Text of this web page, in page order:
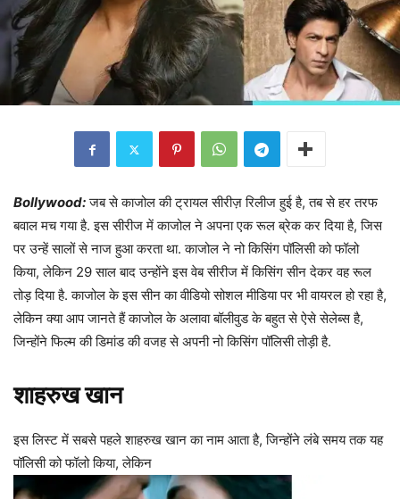
Bollywood:जब से काजोल की ट्रायल सीरीज़ रिलीज हुई है, तब से हर तरफ
बवाल मच गया है. इस सीरीज में काजोल ने अपना एक रूल ब्रेक कर दिया है, जिस
पर उन्हें सालों से नाज हुआ करता था. काजोल ने नो किसिंग पॉलिसी को फॉलो
किया, लेकिन 29 साल बाद उन्होंने इस वेब सीरीज में किसिंग सीन देकर वह रूल
तोड़ दिया है. काजोल के इस सीन का वीडियो सोशल मीडिया पर भी वायरल हो रहा है,
लेकिन क्या आप जानते हैं काजोल के अलावा बॉलीवुड के बहुत से ऐसे सेलेब्स है,
जिन्होंने फिल्म की डिमांड की वजह से अपनी नो किसिंग पॉलिसी तोड़ी है.
शाहरुख खान
इस लिस्ट में सबसे पहले शाहरुख खान का नाम आता है, जिन्होंने लंबे समय तक यह
पॉलिसी को फॉलो किया, लेकिन